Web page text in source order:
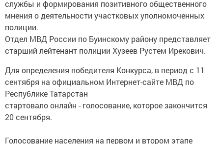
службы и формирования позитивного общественного
мнения о деятельности участковых уполномоченных
полиции.
Отдел МВД России по Буинскому району представляет
старший лейтенант полиции Хузеев Рустем Ирекович.
Для определения победителя Конкурса, в период с 11
сентября на официальном Интернет-сайте МВД по
Республике Татарстан
стартовало онлайн - голосование, которое закончится
20 сентября.
Голосование населения на первом и втором этапе